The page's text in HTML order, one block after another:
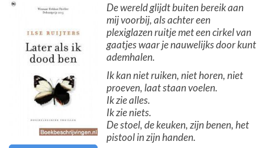
De wereld glijdt buiten bereik aan
mij voorbij, als achter een
plexiglazen ruitje met een cirkel van
gaatjes waar je nauwelijks door kunt
ademhalen.
Ik kan niet ruiken, niet horen, niet
proeven, laat staan voelen.
Ik zie alles.
Ik zie niets.
De stoel, de keuken, zijn benen, het
pistool in zijn handen.